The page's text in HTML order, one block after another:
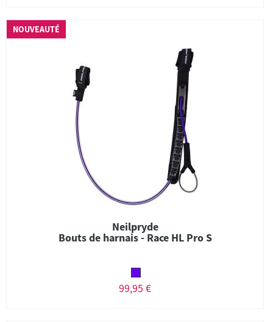
NOUVEAUTÉ
Neilpryde
Bouts de harnais - Race HL Pro S
99,95 €